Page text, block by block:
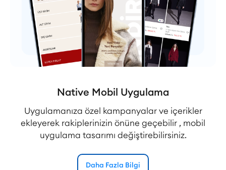
Native Mobil Uygulama
Uygulamanıza özel kampanyalar ve içerikler
ekleyerek rakiplerinizin önüne geçebilir , mobil
uygulama tasarımı değiştirebilirsiniz.
Daha Fazla Bilgi